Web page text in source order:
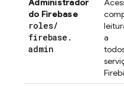
Administrador
do Firebase
roles/
firebase .
admin
a